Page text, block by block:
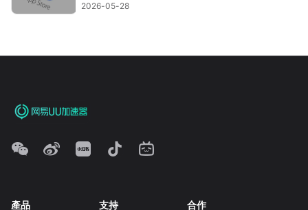
2026-05-28
產品 支持 合作